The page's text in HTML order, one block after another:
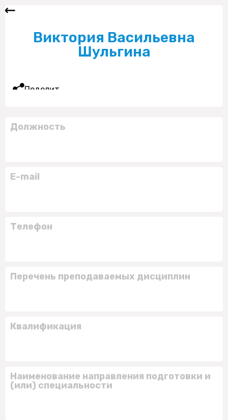
Виктория Васильевна
Шульгина
Поделиться
Должность
E-mail
Телефон
Перечень преподаваемых дисциплин
Квалификация
Наименование направления подготовки и
(или) специальности